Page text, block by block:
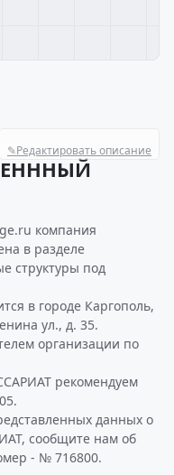
✎Редактировать описание
компания
в разделе
структуры под
в городе Каргополь,
ул., д. 35.
организации по
рекомендуем
данных о
сообщите нам об
- № 716800.